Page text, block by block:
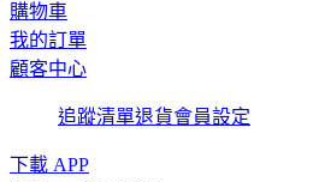
購物車
我的訂單
顧客中心
追蹤清單退貨會員設定
下載 APP